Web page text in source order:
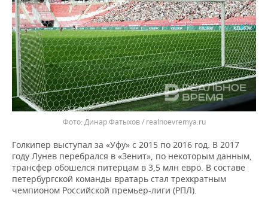
ХОККЕЙ С МЯЧОМ
ПРОИСШЕСТВИЯ
Динар Фатыхов / realnoevremya.ru
Голкипер выступал за «Уфу» с 2015 по 2016 год. В 2017
году Лунев перебрался в «Зенит», по некоторым данным,
трансфер обошелся питерцам в 3,5 млн евро. В составе
петербургской команды вратарь стал трехкратным
чемпионом Российской премьер-лиги (РПЛ).